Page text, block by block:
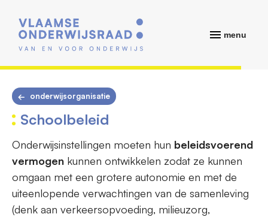
menu
onderwijsorganisatie
Schoolbeleid
Onderwijsinstellingen moeten hun beleidsvoerend
vermogen kunnen ontwikkelen zodat ze kunnen
omgaan met een grotere autonomie en met de
uiteenlopende verwachtingen van de samenleving
(denk aan verkeersopvoeding, milieuzorg,